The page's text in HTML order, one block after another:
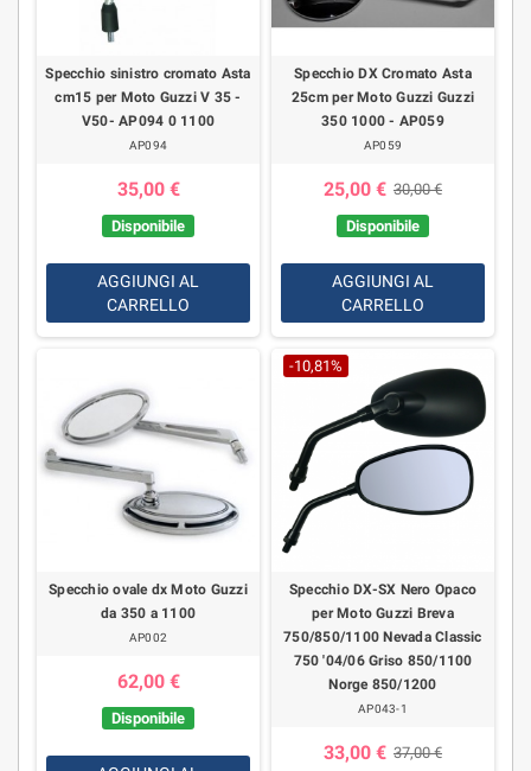
Specchio sinistro cromato Asta
cm15 per Moto Guzzi V 35 -
V50- AP094 0 1100
AP094
35,00 €
Disponibile
AGGIUNGI AL
CARRELLO
Specchio DX Cromato Asta
25cm per Moto Guzzi Guzzi
350 1000 - AP059
AP059
25,00 € 30,00 €
Disponibile
AGGIUNGI AL
CARRELLO
Specchio ovale dx Moto Guzzi
da 350 a 1100
AP002
62,00 €
Disponibile
-10,81%
Specchio DX-SX Nero Opaco
per Moto Guzzi Breva
750/850/1100 Nevada Classic
750 '04/06 Griso 850/1100
Norge 850/1200
AP043-1
33,00 € 37,00 €